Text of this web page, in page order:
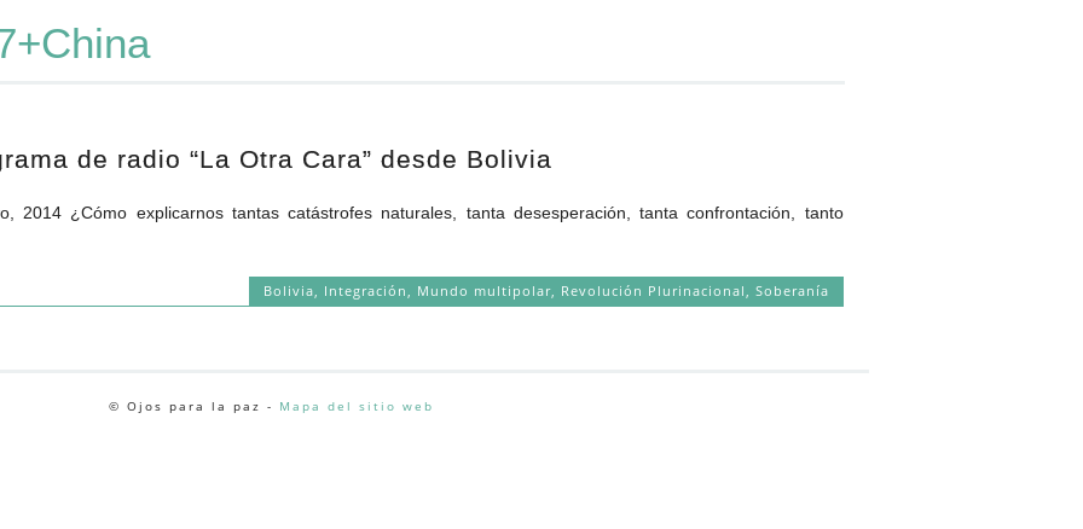
de radio “La Otra Cara” desde Bolivia
2014 ¿Cómo explicarnos tantas catástrofes naturales, tanta desesperación, tanta confrontación, tanto
Bolivia, Integración, Mundo multipolar, Revolución Plurinacional, Soberanía
© Ojos para la paz - Mapa del sitio web